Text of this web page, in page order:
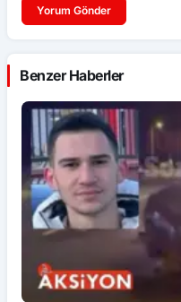
Yorum Gönder
Benzer Haberler